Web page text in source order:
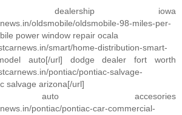
dealership iowa
oldsmobile/oldsmobile-98-miles-per-
power window repair ocala
smart/home-distribution-smart-
auto[/url] dodge dealer fort worth
pontiac/pontiac-salvage-
salvage arizona[/url]
auto accesories
pontiac/pontiac-car-commercial-